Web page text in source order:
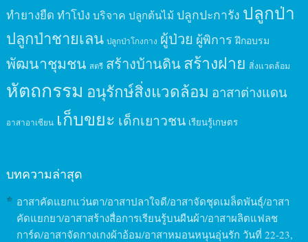
ทำยางยืด ทำโป่ง บริจาค ปลูกต้นไม้ ปลูกปะการัง ปลูกป่า
ปลูกป่าชายเลน ปลูกป่าโกงกาง ผู้ป่วย ผู้พิการ ฝึกอบรม
พัฒนาชุมชน สตรี สร้างบ้านดินสร้างฝาย สิ่งแวดล้อม
หัตถกรรม อนุรักษ์สิ่งแวดล้อม อาสาต่างแดน
อาสาอาเซียน เก็บขยะ เด็กเยาวชน เรียนรู้เกษตร
บทความล่าสุด
อาสาคัดแยกแว่นตา/อาสาปลาใจดี/อาสาจัดชุดเมล็ดพันธุ์/อาสา
คัดแยกยา/อาสาสร้างสื่อการเรียนรู้บนผืนผ้า/อาสาผลิตแฟลช
การ์ด/อาสาจัดกางเกงผ้าอ้อม/อาสาหมอนหนุนอุ่นรัก วันที่ 22-23,